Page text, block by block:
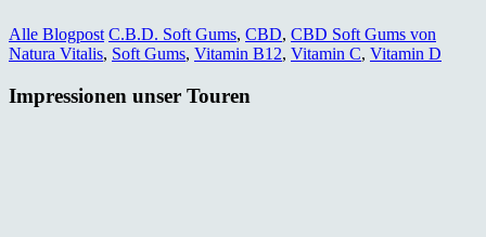
Alle Blogpost C.B.D. Soft Gums, CBD, CBD Soft Gums von
Natura Vitalis, Soft Gums, Vitamin B12, Vitamin C, Vitamin D
Impressionen unser Touren